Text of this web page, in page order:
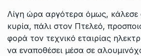
Λίγη ώρα αργότερα όμως, κάλεσε
κυρία, πάλι στον Πτελεό,
φορά τον τεχνικό εταιρίας
να εναποθέσει μέσα σε